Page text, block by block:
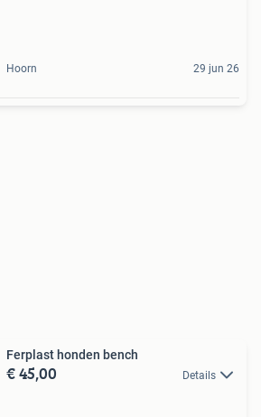
Hoorn 29 jun 26
Ferplast honden bench
€ 45,00 Details